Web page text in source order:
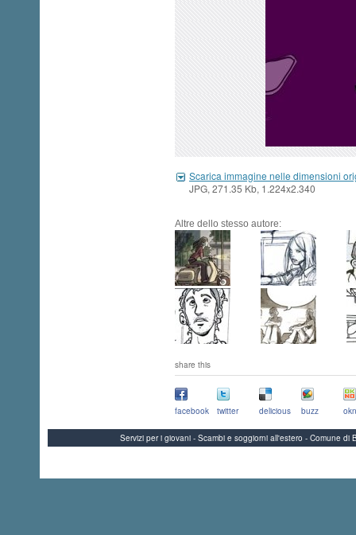
Scarica immagine nelle dimensioni
JPG, 271.35 Kb, 1.224x2.340
Altre dello stesso autore:
share this
facebook twitter delicious buzz
Servizi per i giovani - Scambi e soggiorni all'estero - Comune